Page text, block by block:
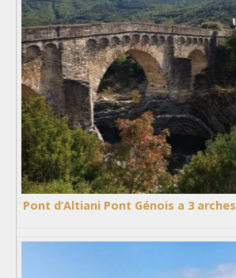
Pont d’Altiani Pont Génois a 3 arches